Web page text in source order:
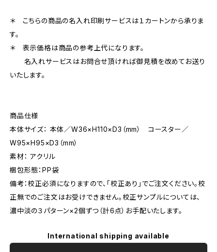
＊ こちらの商品の名入れ印刷サービスは１カートンから承りま
す。
＊ 表示価格は商品の参考上代になります。
名入れサービスはお問合せ頂ければ御見積を改めてお送り
いたします。
商品仕様
本体サイズ： 本体／W36×H110×D3（mm） コースター／
W95×H95×D3（mm）
素材： アクリル
梱包形態：PP袋
備考：校正必須になりますので、「校正あり」でご注文ください。校
正無でのご注文はお受けできません。校正サンプルについては、
濃中淡の３パターン×2個ずつ（計6点）お手配いたします。
International shipping available